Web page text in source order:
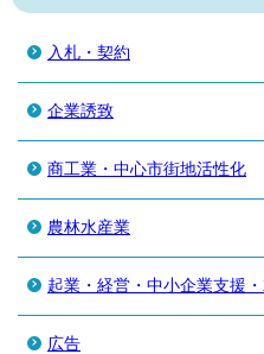
入札・契約
企業誘致
商工業・中心市街地活性化
農林水産業
起業・経営・中小企業支援
広告